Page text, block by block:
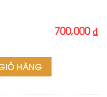
700,000 ₫
05 số lượng
HÀNG